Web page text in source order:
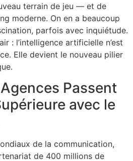
terrain de jeu — et de
moderne. On en a beaucoup
parfois avec inquiétude.
: l’intelligence artificielle n’est
Elle devient le nouveau pilier
Passent
avec le
de la communication,
de 400 millions de